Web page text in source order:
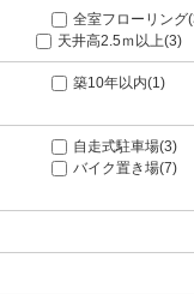
全室フローリング
天井高2.5ｍ以上(3)
築10年以内(1)
自走式駐車場(3)
バイク置き場(7)